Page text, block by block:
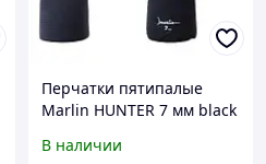
Перчатки пятипалые
Marlin HUNTER 7 мм black
В наличии